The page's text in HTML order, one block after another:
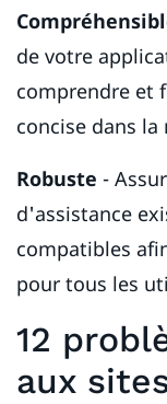
de votre
comprendre et
concise dans
Robuste -
d'assistance
compatibles
pour tous les
12
aux